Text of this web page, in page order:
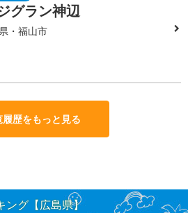
グラン神辺
・福山市
履歴をもっと見る
ング【広島県】